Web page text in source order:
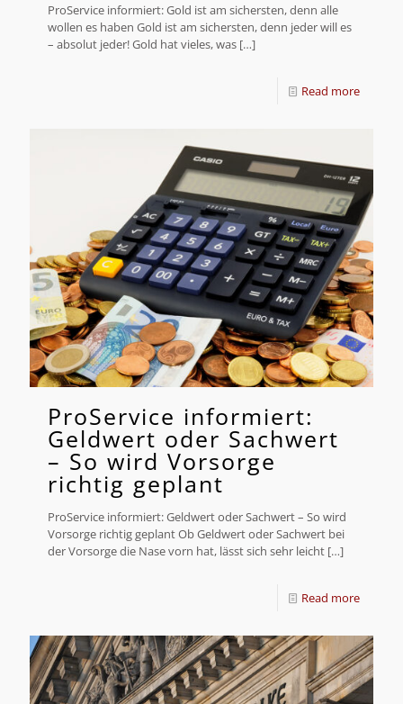
ProService informiert: Gold ist am sichersten, denn alle
wollen es haben Gold ist am sichersten, denn jeder will es
– absolut jeder! Gold hat vieles, was […]
Read more
ProService informiert:
Geldwert oder Sachwert
– So wird Vorsorge
richtig geplant
ProService informiert: Geldwert oder Sachwert – So wird
Vorsorge richtig geplant Ob Geldwert oder Sachwert bei
der Vorsorge die Nase vorn hat, lässt sich sehr leicht […]
Read more